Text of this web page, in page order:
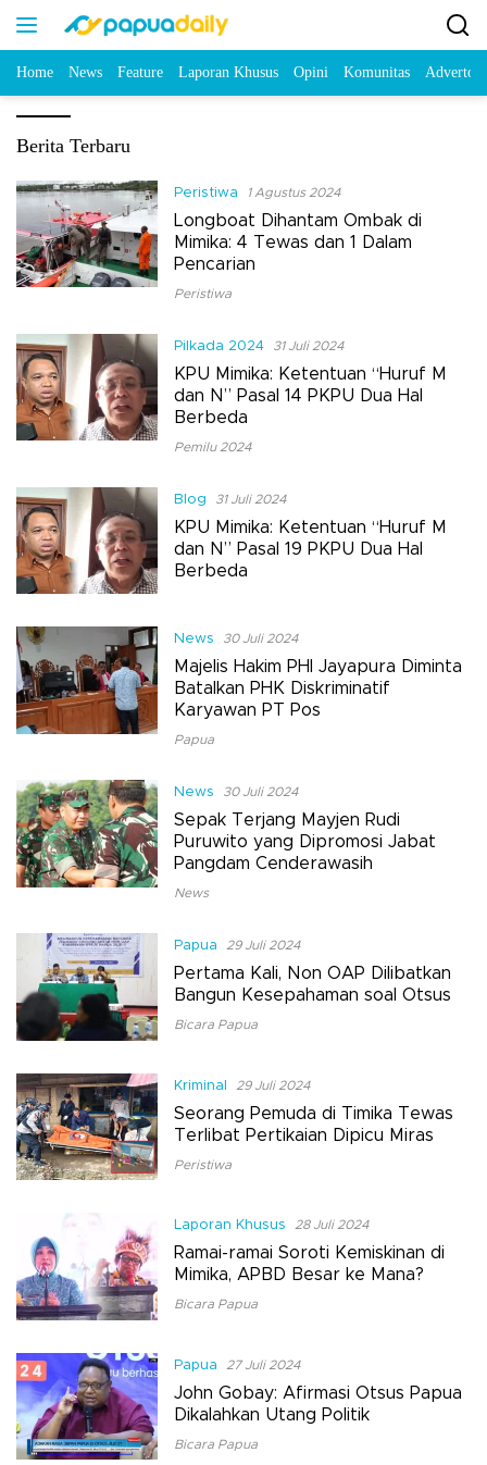
Home News Feature Laporan Khusus Opini Komunitas
Berita Terbaru
Peristiwa 1 Agustus 2024
Longboat Dihantam Ombak di
Mimika: 4 Tewas dan 1 Dalam
Pencarian
Peristiwa
Pilkada 2024 31 Juli 2024
KPU Mimika: Ketentuan “Huruf M
dan N” Pasal 14 PKPU Dua Hal
Berbeda
Pemilu 2024
Blog 31 Juli 2024
KPU Mimika: Ketentuan “Huruf M
dan N” Pasal 19 PKPU Dua Hal
Berbeda
News 30 Juli 2024
Majelis Hakim PHI Jayapura Diminta
Batalkan PHK Diskriminatif
Karyawan PT Pos
Papua
News 30 Juli 2024
Sepak Terjang Mayjen Rudi
Puruwito yang Dipromosi Jabat
Pangdam Cenderawasih
News
Papua 29 Juli 2024
Pertama Kali, Non OAP Dilibatkan
Bangun Kesepahaman soal Otsus
Bicara Papua
Kriminal 29 Juli 2024
Seorang Pemuda di Timika Tewas
Terlibat Pertikaian Dipicu Miras
Peristiwa
Laporan Khusus 28 Juli 2024
Ramai-ramai Soroti Kemiskinan di
Mimika, APBD Besar ke Mana?
Bicara Papua
Papua 27 Juli 2024
John Gobay: Afirmasi Otsus Papua
Dikalahkan Utang Politik
Bicara Papua